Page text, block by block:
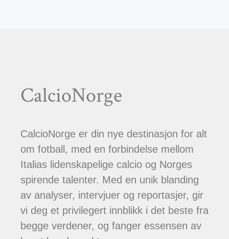
CalcioNorge
CalcioNorge er din nye destinasjon for alt
om fotball, med en forbindelse mellom
Italias lidenskapelige calcio og Norges
spirende talenter. Med en unik blanding
av analyser, intervjuer og reportasjer, gir
vi deg et privilegert innblikk i det beste fra
begge verdener, og fanger essensen av